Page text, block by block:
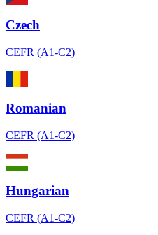
Czech
CEFR (A1-C2)
Romanian
CEFR (A1-C2)
Hungarian
CEFR (A1-C2)